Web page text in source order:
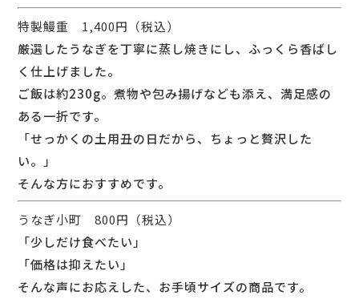
特製鰻重 1,400円（税込）
厳選したうなぎを丁寧に蒸し焼きにし、ふっくら香ばし
く仕上げました。
ご飯は約230g。煮物や包み揚げなども添え、満足感の
ある一折です。
「せっかくの土用丑の日だから、ちょっと贅沢した
い。」
そんな方におすすめです。
うなぎ小町 800円（税込）
「少しだけ食べたい」
「価格は抑えたい」
そんな声にお応えした、お手頃サイズの商品です。